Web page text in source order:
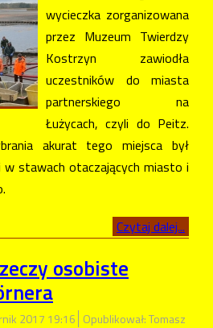
wycieczka zorganizowana
przez Muzeum Twierdzy
Kostrzyn zawiodła
uczestników do miasta
partnerskiego na
Łużycach, czyli do Peitz.
akurat tego miejsca był
w stawach otaczających miasto i
Czytaj dalej...
osobiste
2017 19:16 Opublikował: Tomasz